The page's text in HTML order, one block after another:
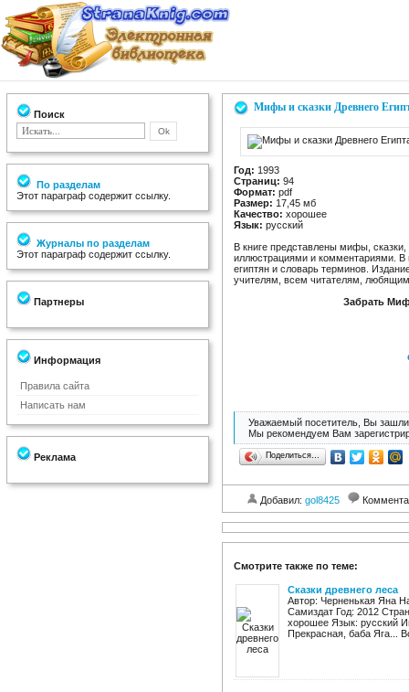
Поиск
По разделам
Этот параграф содержит ссылку.
Журналы по разделам
Этот параграф содержит ссылку.
Партнеры
Информация
Правила сайта
Написать нам
Реклама
Мифы и сказки Древнего
Год: 1993
Страниц: 94
Формат: pdf
Размер: 17,45 мб
Качество: хорошее
Язык: русский
В книге представлены мифы,
иллюстрациями и комментариями. В
египтян и словарь терминов.
учителям, всем читателям,
Забрать
Уважаемый посетитель, Вы зашли
Мы рекомендуем Вам
Поделиться…
Добавил: gol8425
Смотрите также по теме:
Сказки древнего леса
Автор: Черненькая Яна
Самиздат Год: 2012
хорошее Язык: русский
Прекрасная, баба Яга...